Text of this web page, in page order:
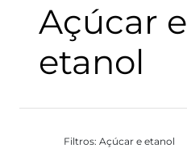
Açúcar e
etanol
Filtros: Açúcar e etanol